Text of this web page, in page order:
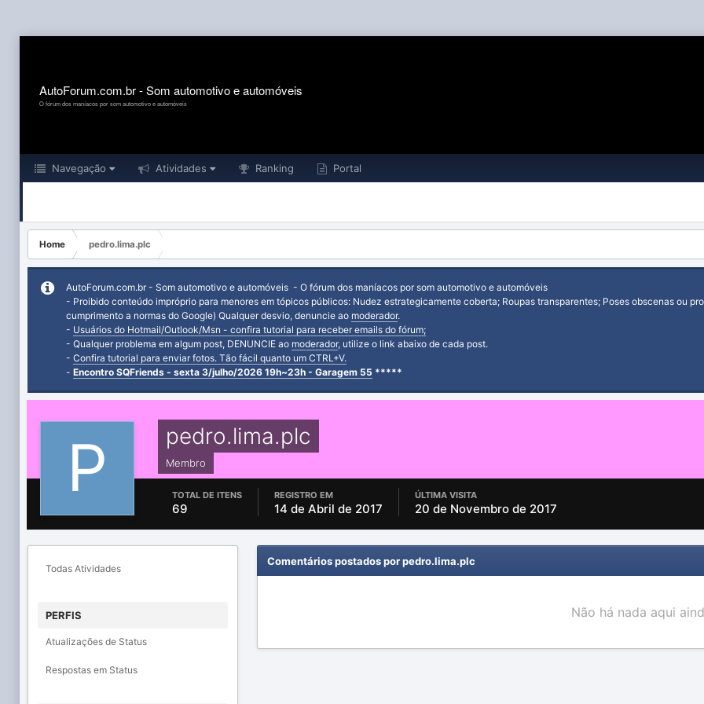
AutoForum.com.br - Som automotivo e automóveis
O fórum dos maníacos por som automotivo e automóveis
Navegação Atividades Ranking Portal
Home pedro.lima.plc
AutoForum.com.br - Som automotivo e automóveis - O fórum dos maníacos por som automotivo e automóveis
- Proibido conteúdo impróprio para menores em tópicos públicos: Nudez estrategicamente coberta; Roupas transparentes; Poses obscenas ou
cumprimento a normas do Google) Qualquer desvio, denuncie ao moderador.
- Usuários do Hotmail/Outlook/Msn - confira tutorial para receber emails do fórum;
- Qualquer problema em algum post, DENUNCIE ao moderador, utilize o link abaixo de cada post.
- Confira tutorial para enviar fotos. Tão fácil quanto um CTRL+V.
- Encontro SQFriends - sexta 3/julho/2026 19h~23h - Garagem 55 *****
pedro.lima.plc
Membro
TOTAL DE ITENS
69
REGISTRO EM
14 de Abril de 2017
ÚLTIMA VISITA
20 de Novembro de 2017
Todas Atividades
PERFIS
Atualizações de Status
Respostas em Status
Comentários postados por pedro.lima.plc
Não há nada aqui